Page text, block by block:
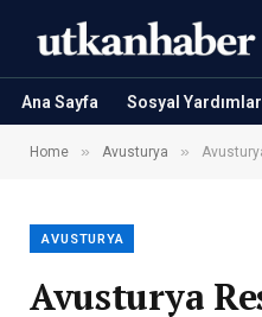
Ana Sayfa Sosyal Yardımlar
Home » Avusturya » Avusturya
AVUSTURYA
Avusturya